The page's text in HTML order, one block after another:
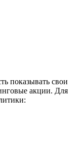
показывать свои
акции. Для